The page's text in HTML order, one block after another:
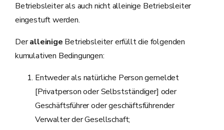
Betriebsleiter als auch nicht alleinige Betriebsleiter
eingestuft werden.
Deralleinige Betriebsleiter erfüllt die folgenden
kumulativen Bedingungen:
Entweder als natürliche Person gemeldet
[Privatperson oder Selbstständiger] oder
Geschäftsführer oder geschäftsführender
Verwalter der Gesellschaft;